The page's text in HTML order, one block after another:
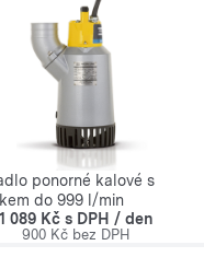
ponorné kalové s
do 999 l/min
1 089 Kč s DPH / den
900 Kč bez DPH